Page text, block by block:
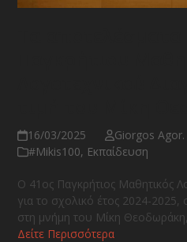
16/03/2025
Giorgos Agor.
#Μikis100, Εκπαίδευση
Ο 41ος Παγκρήτιος Μαθητικός
για το σχολικό έτος 2024-
στη μνήμη του Μίκη Θεοδωράκη,
Δείτε Περισσότερα